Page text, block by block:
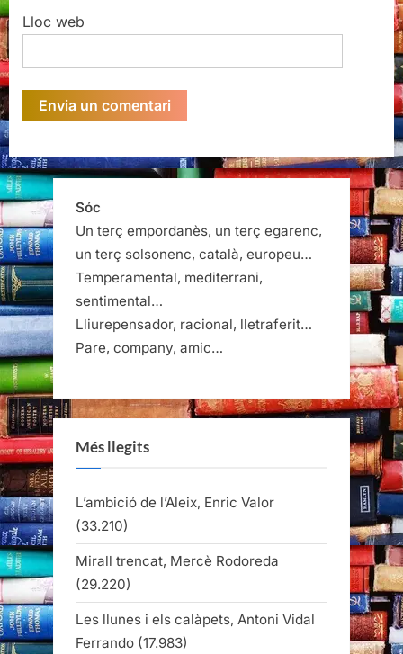
Lloc web
Sóc
Un terç empordanès, un terç egarenc,
un terç solsonenc, català, europeu…
Temperamental, mediterrani,
sentimental…
Lliurepensador, racional, lletraferit…
Pare, company, amic…
Més llegits
L’ambició de l’Aleix, Enric Valor
(33.210)
Mirall trencat, Mercè Rodoreda
(29.220)
Les llunes i els calàpets, Antoni Vidal
Ferrando (17.983)